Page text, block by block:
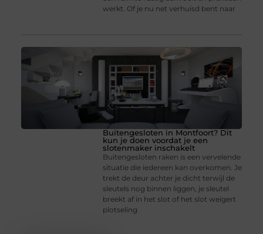
werkt. Of je nu net verhuisd bent naar
Buitengesloten in Montfoort? Dit
kun je doen voordat je een
slotenmaker inschakelt
Buitengesloten raken is een vervelende
situatie die iedereen kan overkomen. Je
trekt de deur achter je dicht terwijl de
sleutels nog binnen liggen, je sleutel
breekt af in het slot of het slot weigert
plotseling